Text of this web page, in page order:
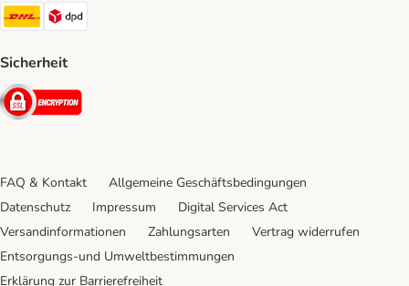
DHL Shipping Method
Sicherheit
Security
FAQ & Kontakt
Allgemeine Geschäftsbedingungen
Datenschutz
Impressum
Digital Services Act
Versandinformationen
Zahlungsarten
Vertrag widerrufen
Entsorgungs-und Umweltbestimmungen
Erklärung zur Barrierefreiheit